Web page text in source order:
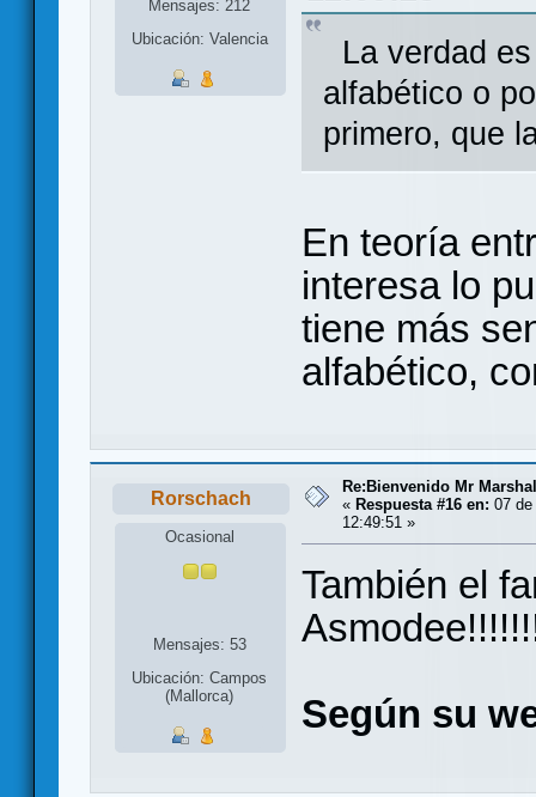
Mensajes: 212
Ubicación: Valencia
La verdad
alfabético o
primero, que
En teoría
interesa lo
tiene más
alfabético,
Rorschach
Ocasional
Mensajes: 53
Ubicación: Campos
(Mallorca)
Re:Bienvenido Mr
« Respuesta #16 en: 07
12:49:51 »
También el
Según su